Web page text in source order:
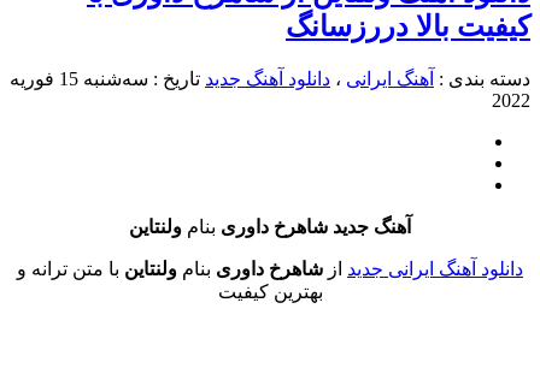
بالا دررزسانگ
:آهنگ ایرانی، دانلود آهنگ جدید تاریخ : سه‌شنبه 15 فوریه
آهنگ جدید شاهرخ داوریبنامولنتاین
ایرانی جدید از شاهرخ داوری بنامولنتاینبا متن ترانه و
بهترین کیفیت